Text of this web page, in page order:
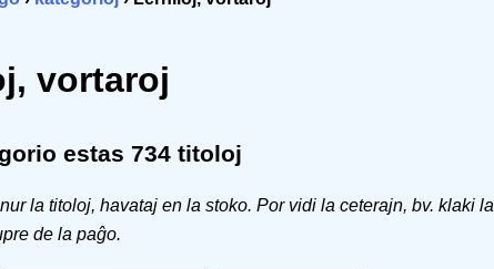
vortaroj
estas 734 titoloj
la titoloj, havataj en la stoko. Por vidi la ceterajn, bv. klaki la
de la paĝo.